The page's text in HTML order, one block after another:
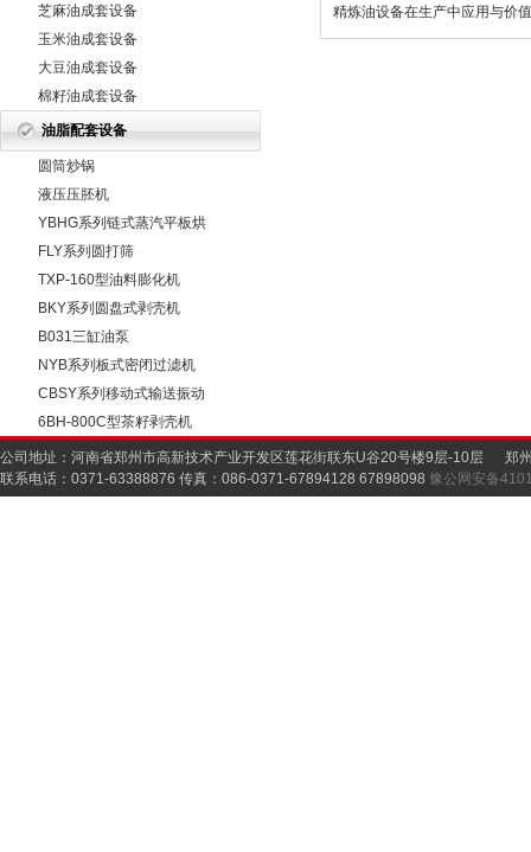
芝麻油成套设备
玉米油成套设备
大豆油成套设备
棉籽油成套设备
油脂配套设备
圆筒炒锅
液压压胚机
YBHG系列链式蒸汽平板烘
FLY系列圆打筛
TXP-160型油料膨化机
BKY系列圆盘式剥壳机
B031三缸油泵
NYB系列板式密闭过滤机
CBSY系列移动式输送振动
清理筛6BH-800C型茶籽剥壳机
精炼油设备在生产中应用与价
公司地址：河南省郑州市高新技术产业开发区莲花街联东U谷20号楼9层-10层 郑
联系电话：0371-63388876 传真：086-0371-67894128 67898098 豫公网安备